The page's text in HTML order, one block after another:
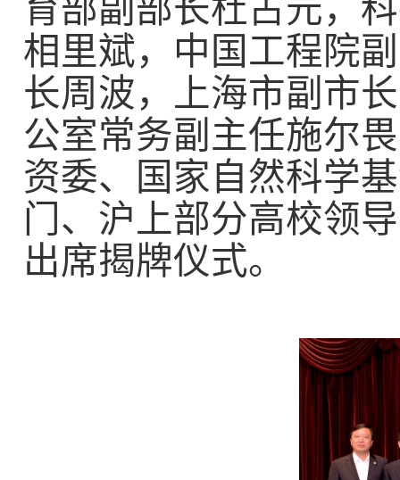
育部副部长杜占元，
相里斌，中国工程院
长周波，上海市副市
公室常务副主任施尔
资委、国家自然科学
门、沪上部分高校领
出席揭牌仪式。